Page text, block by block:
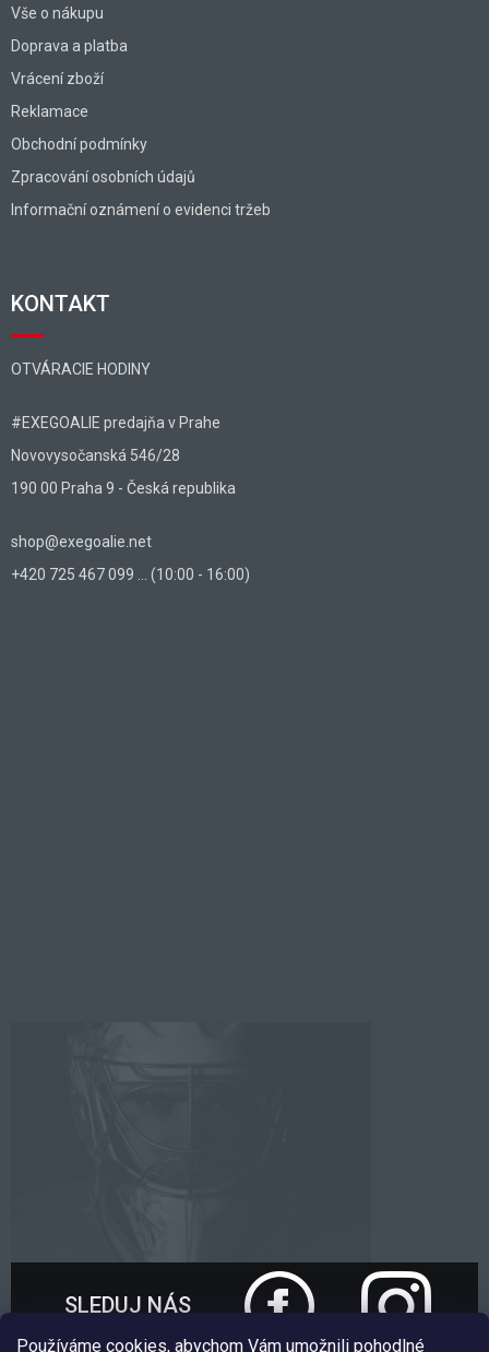
Používáme cookies, abychom Vám umožnili pohodlné
Vše o nákupu
Doprava a platba
Vrácení zboží
Reklamace
Obchodní podmínky
Zpracování osobních údajů
Informační oznámení o evidenci tržeb
KONTAKT
OTVÁRACIE HODINY
#EXEGOALIE predajňa v Prahe
Novovysočanská 546/28
190 00 Praha 9 - Česká republika
shop@exegoalie.net
+420 725 467 099 ... (10:00 - 16:00)
SLEDUJ NÁS